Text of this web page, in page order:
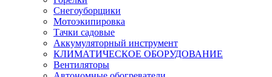
Снегоуборщики
Мотоэкипировка
Тачки садовые
Аккумуляторный инструмент
КЛИМАТИЧЕСКОЕ ОБОРУДОВАНИЕ
Вентиляторы